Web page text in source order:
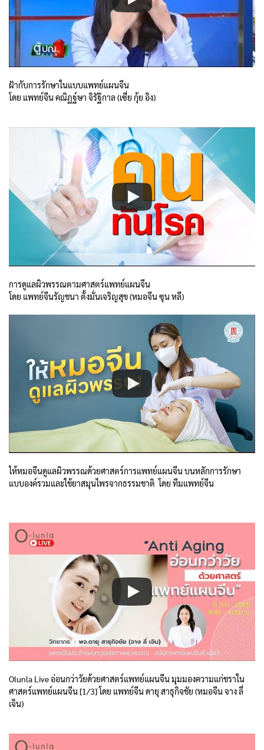
ฝ้ากับการรักษาในแบบแพทย์แผนจีน
โดย แพทย์จีน คณิฏฐ์ษา จิรัฐิกาล (เซี่ย กุ้ย อิง)
การดูแลผิวพรรณตามศาสตร์แพทย์แผนจีน
โดย แพทย์จีนรัญชนา ตั้งมั่นเจริญสุข (หมอจีน ซุน หลี)
ให้หมอจีนดูแลผิวพรรณด้วยศาสตร์การแพทย์แผนจีน บนหลักการรักษา
แบบองค์รวมและใช้ยาสมุนไพรจากธรรมชาติ โดย ทีมแพทย์จีน
Olunla Live อ่อนกว่าวัยด้วยศาสตร์แพทย์แผนจีน มุมมองความแก่ชราใน
ศาสตร์แพทย์แผนจีน [1/3] โดย แพทย์จีน ดายุ สาธุกิจชัย (หมอจีน จาง ลี่
เจิน)